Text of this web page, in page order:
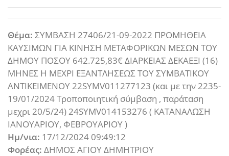
Θέμα: ΣΥΜΒΑΣΗ 27406/21-09-2022 ΠΡΟΜΗΘΕΙΑ
ΚΑΥΣΙΜΩΝ ΓΙΑ ΚΙΝΗΣΗ ΜΕΤΑΦΟΡΙΚΩΝ ΜΕΣΩΝ ΤΟΥ
ΔΗΜΟΥ ΠΟΣΟΥ 642.725,83€ ΔΙΑΡΚΕΙΑΣ ΔΕΚΑΕΞΙ (16)
ΜΗΝΕΣ Η ΜΕΧΡΙ ΕΞΑΝΤΛΗΣΕΩΣ ΤΟΥ ΣΥΜΒΑΤΙΚΟΥ
ΑΝΤΙΚΕΙΜΕΝΟΥ 22SYMV011277123 (και με την 2235-
19/01/2024 Τροποποιητική σύμβαση , παράταση
μεχρι 20/5/24) 24SYMV014153276 ( ΚΑΤΑΝΑΛΩΣΗ
ΙΑΝΟΥΑΡΙΟΥ, ΦΕΒΡΟΥΑΡΙΟΥ )
Ημ/νια: 17/12/2024 09:49:12
Φορέας: ΔΗΜΟΣ ΑΓΙΟΥ ΔΗΜΗΤΡΙΟΥ